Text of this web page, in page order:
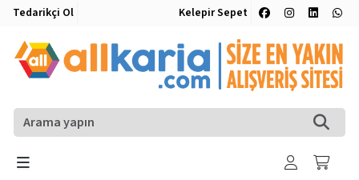
Tedarikçi Ol Kelepir Sepet